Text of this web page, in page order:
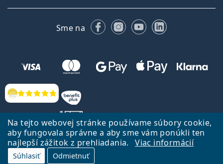
Na tejto webovej stránke používame súbory cookie,
aby fungovala správne a aby sme vám ponúkli ten
najlepší zážitok z prehliadania.
Viac informácií
Súhlasiť Odmietnuť
Hodnotenia
Sme na FacebookuInstagrame
YouTubeLinkedIn
Späť na Úvodnu stránku